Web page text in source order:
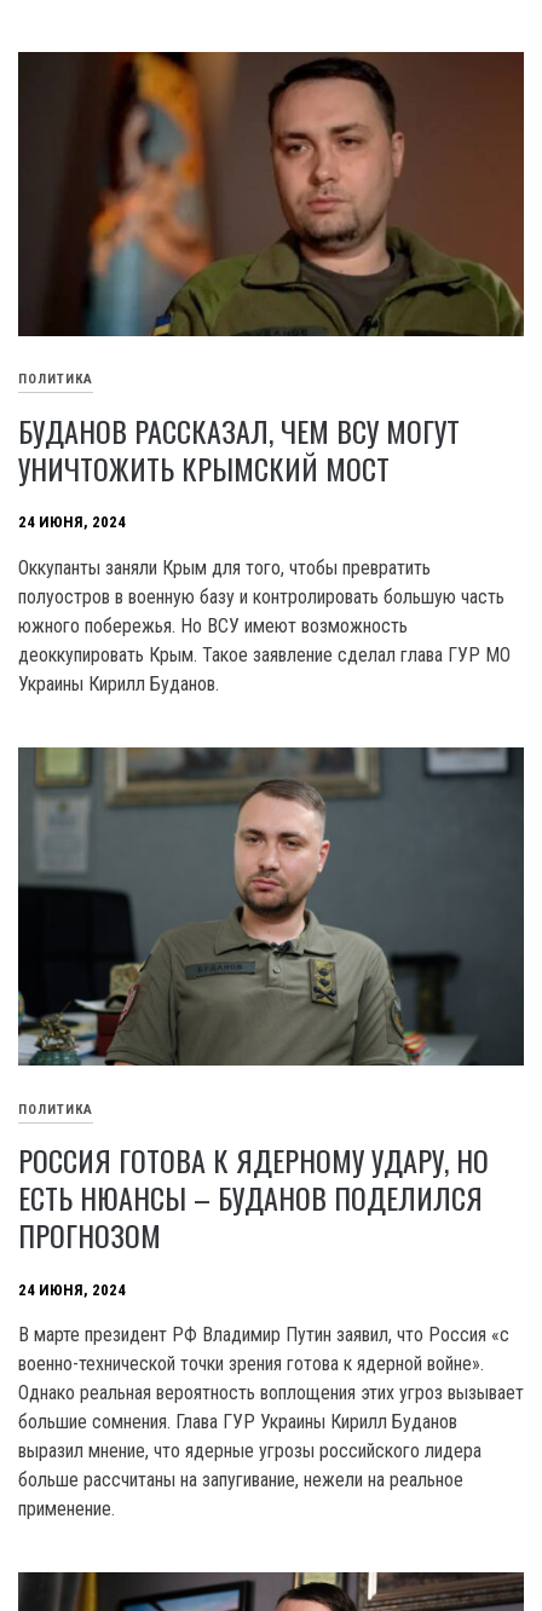
ПОЛИТИКА
БУДАНОВ РАССКАЗАЛ, ЧЕМ ВСУ МОГУТ
УНИЧТОЖИТЬ КРЫМСКИЙ МОСТ
24 ИЮНЯ, 2024
Оккупанты заняли Крым для того, чтобы превратить
полуостров в военную базу и контролировать большую часть
южного побережья. Но ВСУ имеют возможность
деоккупировать Крым. Такое заявление сделал глава ГУР MO
Украины Кирилл Буданов.
ПОЛИТИКА
РОССИЯ ГОТОВА К ЯДЕРНОМУ УДАРУ, НО
ЕСТЬ НЮАНСЫ – БУДАНОВ ПОДЕЛИЛСЯ
ПРОГНОЗОМ
24 ИЮНЯ, 2024
В марте президент РФ Владимир Путин заявил, что Россия «с
военно-технической точки зрения готова к ядерной войне».
Однако реальная вероятность воплощения этих угроз вызывает
большие сомнения. Глава ГУР Украины Кирилл Буданов
выразил мнение, что ядерные угрозы российского лидера
больше рассчитаны на запугивание, нежели на реальное
применение.